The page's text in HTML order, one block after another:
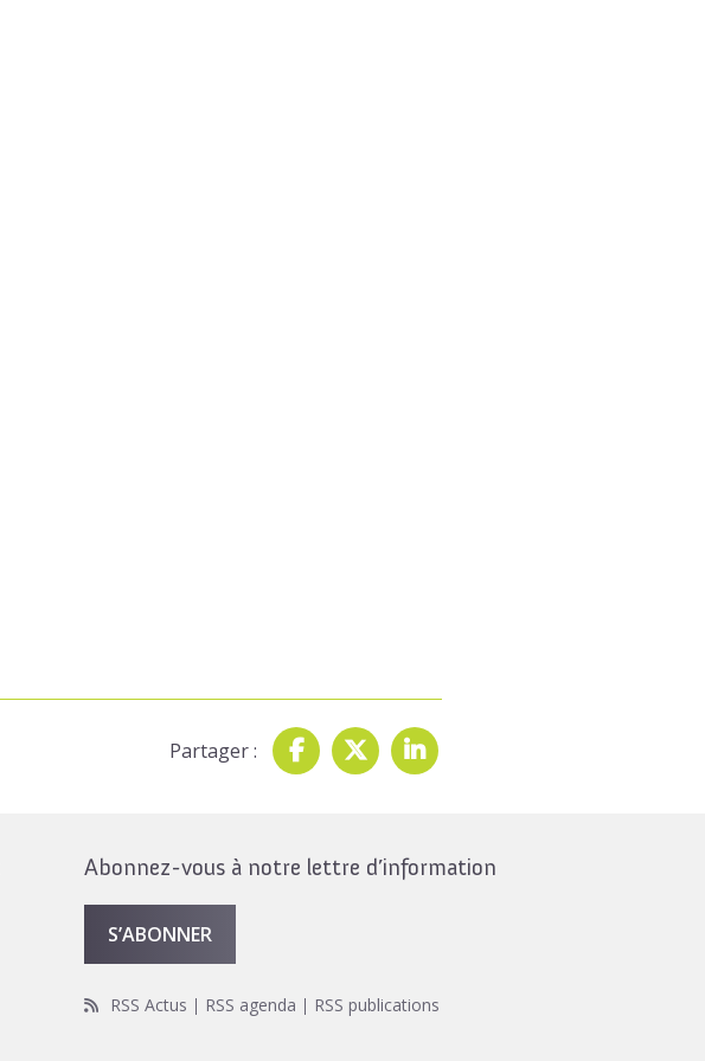
Partager :
Abonnez-vous à notre lettre d’information
S’ABONNER
RSS Actus RSS agenda RSS publications